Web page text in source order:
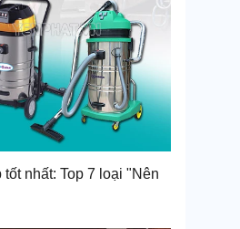
nhất: Top 7 loại "Nên